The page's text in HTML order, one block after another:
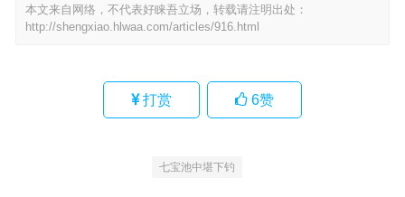
本文来自网络，不代表好睐吾立场，转载请注明出处：
http://shengxiao.hlwaa.com/articles/916.html
打赏 6赞
七宝池中堪下钓